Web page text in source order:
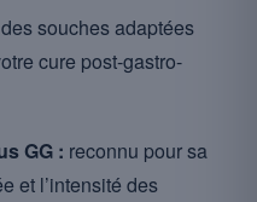
souches adaptées
cure post-gastro-
GG : reconnu pour sa
et l’intensité des